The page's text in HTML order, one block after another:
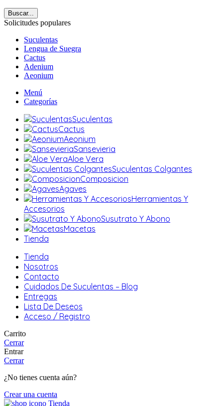
Buscar...
Solicitudes populares
Suculentas
Lengua de Suegra
Cactus
Adenium
Aeonium
Menú
Categorías
Suculentas
Cactus
Aeonium
Sansevieria
Aloe Vera
Suculentas Colgantes
Composicion
Agaves
Herramientas Y
Accesorios
Susutrato Y Abono
Macetas
Tienda
Tienda
Nosotros
Contacto
Cuidados De Suculentas – Blog
Entregas
Lista De Deseos
Acceso / Registro
Carrito
Cerrar
Entrar
Cerrar
¿No tienes cuenta aún?
Crear una cuenta
Tienda